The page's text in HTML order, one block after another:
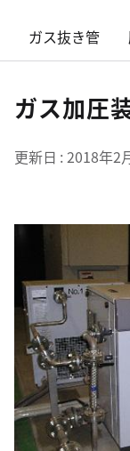
ガス抜き管
ガス加圧
更新日 2018年2